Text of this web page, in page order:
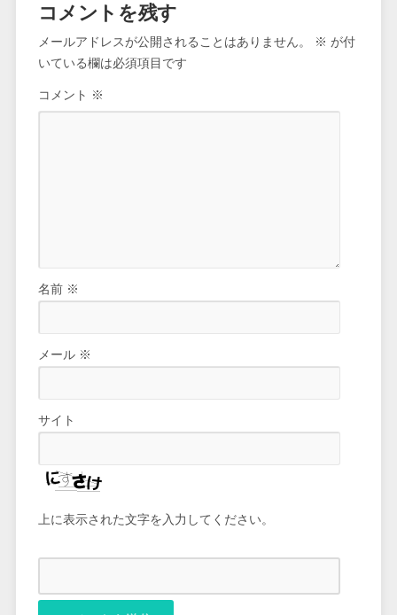
コメントを残す
メールアドレスが公開されることはありません。 ※ が付
いている欄は必須項目です
コメント ※
名前 ※
メール ※
サイト
上に表示された文字を入力してください。